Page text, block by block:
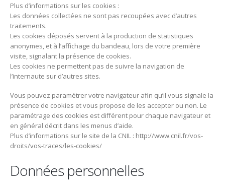
Plus d’informations sur les cookies :
Les données collectées ne sont pas recoupées avec d’autres
traitements.
Les cookies déposés servent à la production de statistiques
anonymes, et à l’affichage du bandeau, lors de votre première
visite, signalant la présence de cookies.
Les cookies ne permettent pas de suivre la navigation de
l’internaute sur d’autres sites.
Vous pouvez paramétrer votre navigateur afin qu’il vous signale la
présence de cookies et vous propose de les accepter ou non. Le
paramétrage des cookies est différent pour chaque navigateur et
en général décrit dans les menus d’aide.
Plus d’informations sur le site de la CNIL : http://www.cnil.fr/vos-
droits/vos-traces/les-cookies/
Données personnelles